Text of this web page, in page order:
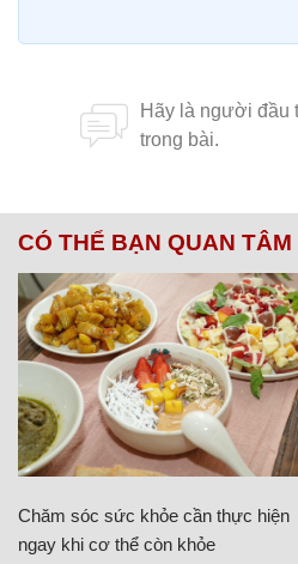
CÓ THỂ BẠN QUAN TÂM
Chăm sóc sức khỏe cần thực hiện
ngay khi cơ thể còn khỏe